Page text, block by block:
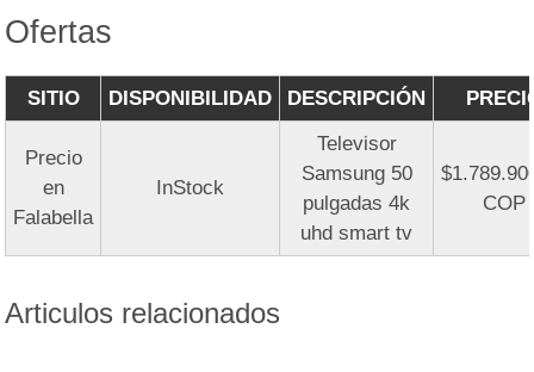
Ofertas
SITIO DISPONIBILIDAD DESCRIPCIÓN
Precio
en
Falabella
InStock
Televisor
Samsung 50
pulgadas 4k
uhd smart tv
COP
Articulos relacionados